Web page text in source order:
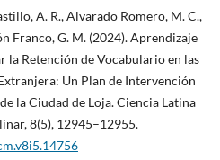
A. R., Alvarado Romero, M. C.,
Franco, G. M. (2024). Aprendizaje
la Retención de Vocabulario en las
Un Plan de Intervención
la Ciudad de Loja. Ciencia Latina
8(5), 12945–12955.